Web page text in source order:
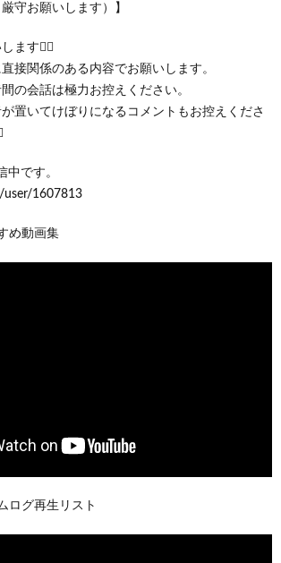
守お願いします）】
ます🙇‍♂️
接関係のある内容でお願いします。
の会話は極力お控えください。
置いてけぼりになるコメントもお控えくださ
中です。
1607813
め動画集
ログ再生リスト